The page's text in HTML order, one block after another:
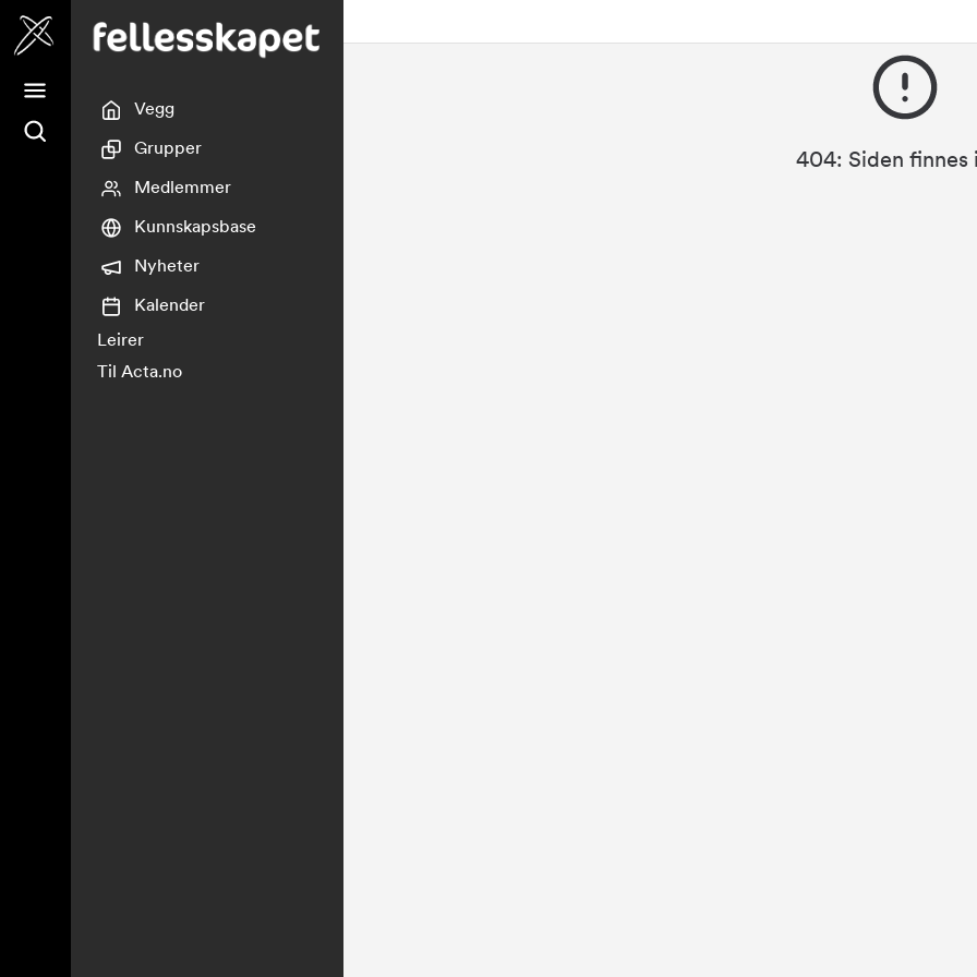
Vegg
Grupper
Medlemmer
Kunnskapsbase
Nyheter
Kalender
Leirer
Til Acta.no
404: Siden finnes